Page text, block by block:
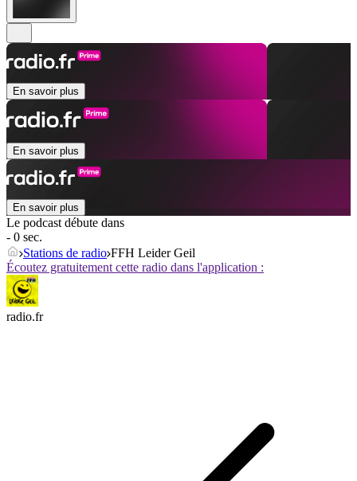
En savoir plus
En savoir plus
En savoir plus
Le podcast débute dans
- 0 sec.
Stations de radio FFH Leider Geil
Écoutez gratuitement cette radio dans l'application :
radio.fr